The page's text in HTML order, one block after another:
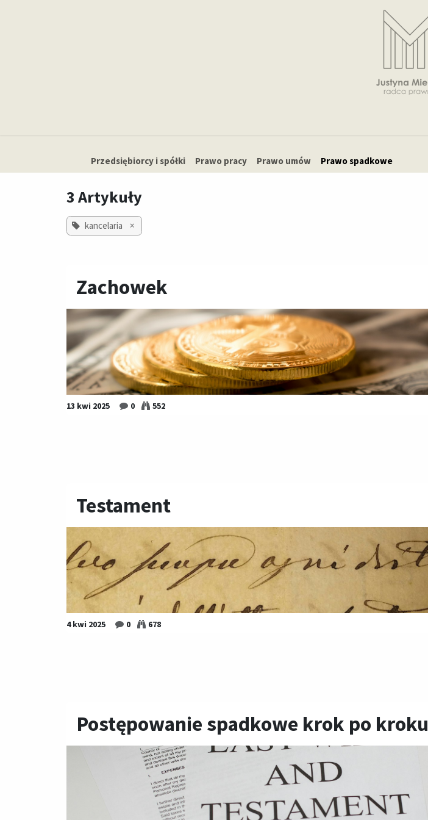
Przedsiębiorcy i spółki ​Prawo pracy Prawo umów Prawo spadkowe
3 Artykuły
kancelaria ×
Zachowek
13 kwi 2025 0 552
Testament
4 kwi 2025 0 678
Postępowanie spadkowe krok po kroku